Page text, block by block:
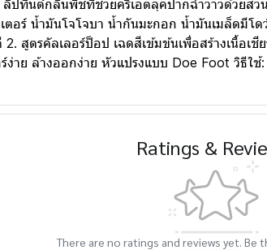
ทินต์กลิ่นพีชที่ช่วยครีเอตลุคปากฉ่ำวาวด้วยส่
ตอร์ น้ำมันโจโจบา น้ำกันมะกอก น้ำมันเมล็ดมี
สูตรคัลเลอร์ป็อป เฉดสีเข้มข้นเพื่อสร้างเนื้อ
ร์ง่าย ล้างออกง่าย หัวแปรงแบบ Doe Foot วิ
Ratings &
There are no ratings and reviews yet. Be